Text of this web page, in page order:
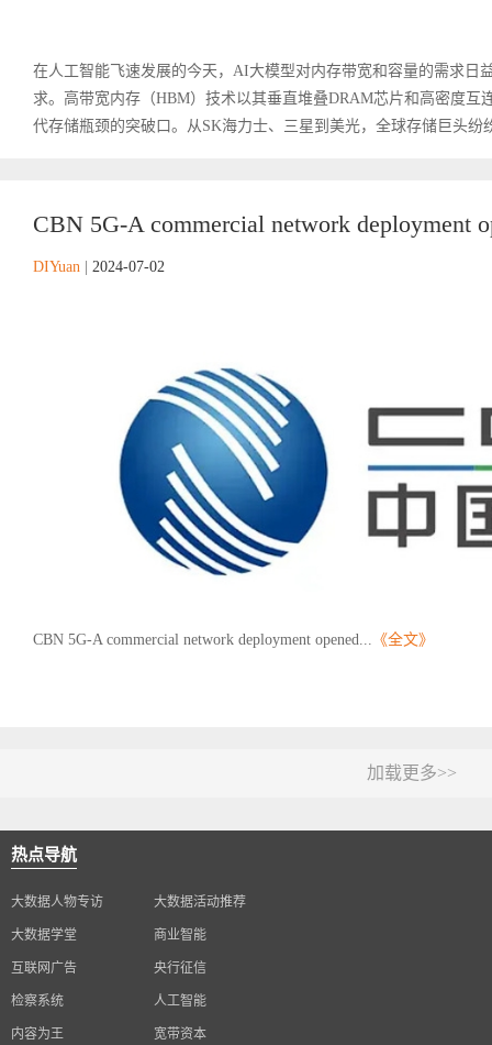
在人工智能飞速发展的今天，AI大模型对内存带宽和容量的需求日
求。高带宽内存（HBM）技术以其垂直堆叠DRAM芯片和高密度
代存储瓶颈的突破口。从SK海力士、三星到美光，全球存储巨头
CBN 5G-A commercial network deployment
DIYuan 2024-07-02
CBN 5G-A commercial network deployment opened... 《全文》
加载更多>>
热点导航
大数据人物专访 大数据活动推荐
大数据学堂 商业智能
互联网广告 央行征信
检察系统 人工智能
内容为王 宽带资本